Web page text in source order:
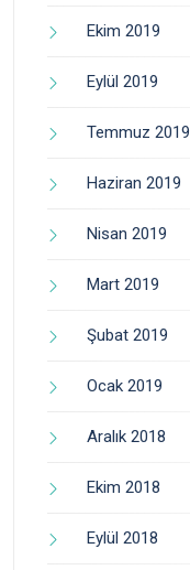
Ekim 2019
Eylül 2019
Temmuz 2019
Haziran 2019
Nisan 2019
Mart 2019
Şubat 2019
Ocak 2019
Aralık 2018
Ekim 2018
Eylül 2018